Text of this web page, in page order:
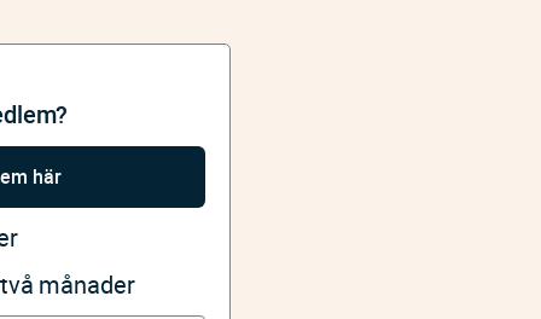
här
månader